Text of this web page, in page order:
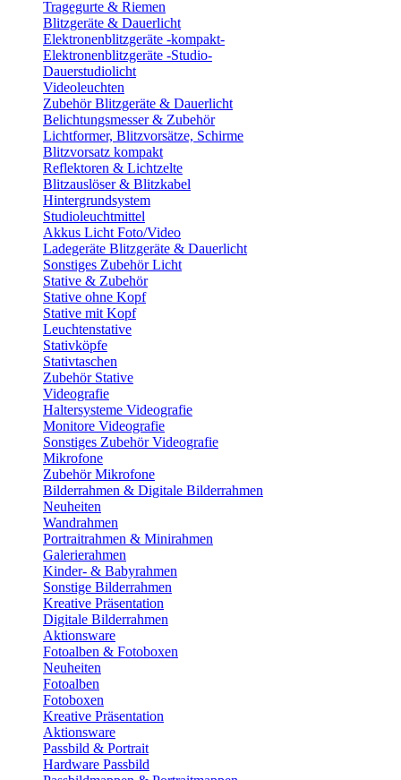
Tragegurte & Riemen
Blitzgeräte & Dauerlicht
Elektronenblitzgeräte -kompakt-
Elektronenblitzgeräte -Studio-
Dauerstudiolicht
Videoleuchten
Zubehör Blitzgeräte & Dauerlicht
Belichtungsmesser & Zubehör
Lichtformer, Blitzvorsätze, Schirme
Blitzvorsatz kompakt
Reflektoren & Lichtzelte
Blitzauslöser & Blitzkabel
Hintergrundsystem
Studioleuchtmittel
Akkus Licht Foto/Video
Ladegeräte Blitzgeräte & Dauerlicht
Sonstiges Zubehör Licht
Stative & Zubehör
Stative ohne Kopf
Stative mit Kopf
Leuchtenstative
Stativköpfe
Stativtaschen
Zubehör Stative
Videografie
Haltersysteme Videografie
Monitore Videografie
Sonstiges Zubehör Videografie
Mikrofone
Zubehör Mikrofone
Bilderrahmen & Digitale Bilderrahmen
Neuheiten
Wandrahmen
Portraitrahmen & Minirahmen
Galerierahmen
Kinder- & Babyrahmen
Sonstige Bilderrahmen
Kreative Präsentation
Digitale Bilderrahmen
Aktionsware
Fotoalben & Fotoboxen
Neuheiten
Fotoalben
Fotoboxen
Kreative Präsentation
Aktionsware
Passbild & Portrait
Hardware Passbild